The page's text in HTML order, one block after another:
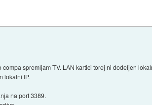
spremljam TV. LAN kartici torej ni dodeljen
lokalni IP.
na port 3389.